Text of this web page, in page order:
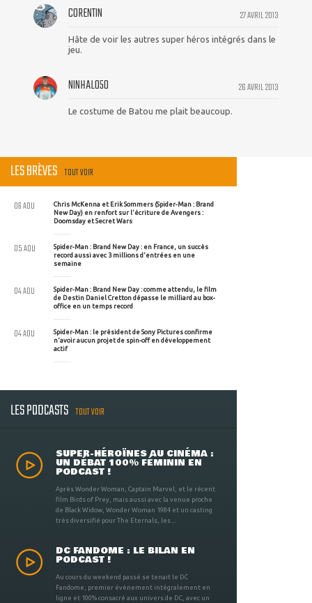
27 AVRIL 2013
CORENTIN
Hâte de voir les autres super héros intégrés dans le
jeu.
26 AVRIL 2013
NINHALO50
Le costume de Batou me plait beaucoup.
LES BRÈVES TOUT VOIR
Chris McKenna et Erik Sommers (Spider-Man : Brand
New Day) en renfort sur l'écriture de Avengers :
Doomsday et Secret Wars
06 AOU
Spider-Man : Brand New Day : en France, un succès
record aussi avec 3 millions d'entrées en une
semaine
05 AOU
Spider-Man : Brand New Day : comme attendu, le film
de Destin Daniel Cretton dépasse le milliard au box-
office en un temps record
04 AOU
Spider-Man : le président de Sony Pictures confirme
n'avoir aucun projet de spin-off en développement
actif
04 AOU
LES PODCASTS TOUT VOIR
SUPER-HÉROÏNES AU CINÉMA :
UN DÉBAT 100% FÉMININ EN
PODCAST !
Après Wonder Woman, Captain Marvel, et le récent
film Birds of Prey, mais aussi avec la venue proche
de Black Widow, Wonder Woman 1984 et un casting
très diversifié pour The Eternals, les ...
DC FANDOME : LE BILAN EN
PODCAST !
Au cours du weekend passé se tenait le DC
Fandome, premier évènement intégralement en
ligne et 100% consacré aux univers de DC, avec un